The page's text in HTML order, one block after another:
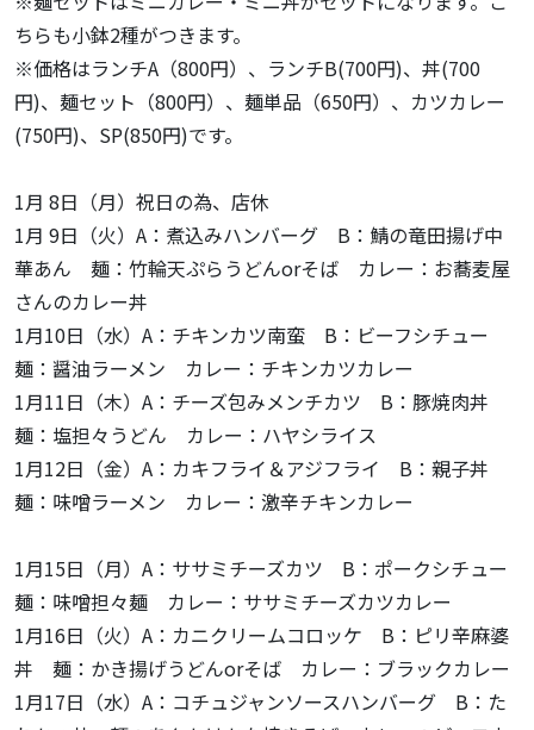
ちらも小鉢2種がつきます。
※価格はランチA（800円）、ランチB(700円)、丼(700
円)、麺セット（800円）、麺単品（650円）、カツカレー
(750円)、SP(850円)です。
1月 8日（月）祝日の為、店休
1月 9日（火）A：煮込みハンバーグ B：鯖の竜田揚げ中
華あん 麺：竹輪天ぷらうどんorそば カレー：お蕎麦屋
さんのカレー丼
1月10日（水）A：チキンカツ南蛮 B：ビーフシチュー
麺：醤油ラーメン カレー：チキンカツカレー
1月11日（木）A：チーズ包みメンチカツ B：豚焼肉丼
麺：塩担々うどん カレー：ハヤシライス
1月12日（金）A：カキフライ＆アジフライ B：親子丼
麺：味噌ラーメン カレー：激辛チキンカレー
1月15日（月）A：ササミチーズカツ B：ポークシチュー
麺：味噌担々麺 カレー：ササミチーズカツカレー
1月16日（火）A：カニクリームコロッケ B：ピリ辛麻婆
丼 麺：かき揚げうどんorそば カレー：ブラックカレー
1月17日（水）A：コチュジャンソースハンバーグ B：た